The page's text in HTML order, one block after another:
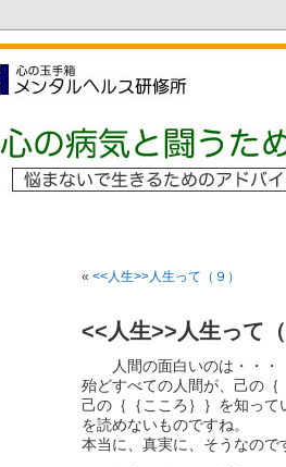
« <<人生>>人生って（９）
<<人生>>人生って
人間の面白いのは・・・
殆どすべての人間が、己の
己の｛｛こころ｝｝を知っ
を読めないものですね。
本当に、真実に、そうなので